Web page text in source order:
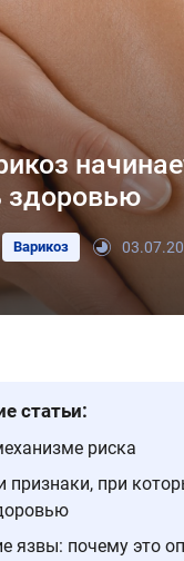
здоровью
Варикоз
статьи:
риска
при
язвы: почему это